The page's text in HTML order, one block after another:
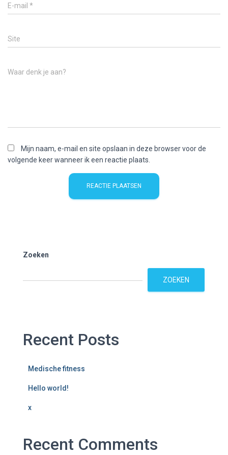
E-mail *
Site
Waar denk je aan?
Mijn naam, e-mail en site opslaan in deze browser voor de
volgende keer wanneer ik een reactie plaats.
Zoeken
ZOEKEN
Recent Posts
Medische fitness
Hello world!
x
Recent Comments